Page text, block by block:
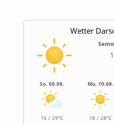
Wetter
So, 09.08.
16 / 29°C
Mo, 10.08.
18 / 28°C